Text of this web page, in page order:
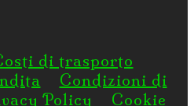
di trasporto
Condizioni di
Policy
Cookie